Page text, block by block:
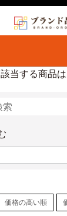
当する商品は
価格の高い順